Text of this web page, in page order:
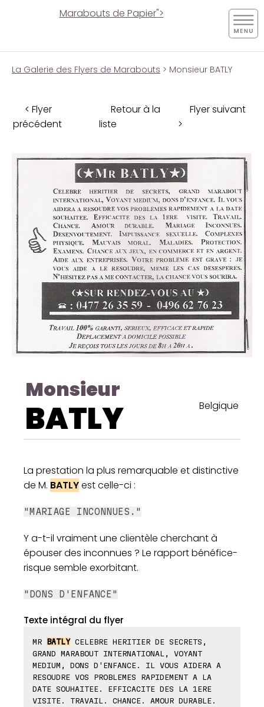
Marabouts de Papier">
La Galerie des Flyers de Marabouts > Monsieur BATLY
< Flyer
précédent
Retour à la
liste
Flyer suivant
>
Monsieur
BATLY Belgique
La prestation la plus remarquable et distinctive
de M. BATLYest celle-ci :
"MARIAGE INCONNUES."
Y a-t-il vraiment une clientèle cherchant à
épouser des inconnues ? Le rapport bénéfice-
risque semble exorbitant.
"DONS D'ENFANCE"
Texte intégral du flyer
MR BATLYCELEBRE HERITIER DE SECRETS,
GRAND MARABOUT INTERNATIONAL, VOYANT
MEDIUM, DONS D'ENFANCE. IL VOUS AIDERA A
RESOUDRE VOS PROBLEMES RAPIDEMENT A LA
DATE SOUHAITEE. EFFICACITE DES LA 1ERE
VISITE. TRAVAIL. CHANCE. AMOUR DURABLE.